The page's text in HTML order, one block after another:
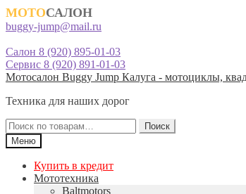
МОТОСАЛОН
buggy-jump@mail.ru
Салон 8 (920) 895-01-03
Сервис 8 (920) 891-01-03
Перейти
навигации
Перейти
содержимому
Мотосалон Buggy Jump Калуга - мотоциклы,
Техника для наших дорог
Искать:
Поиск
Меню
Купить в кредит
Мототехника
Baltmotors